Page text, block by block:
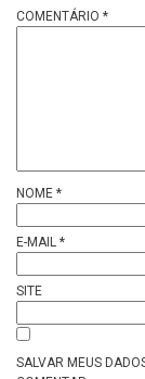
COMENTÁRIO *
NOME *
E-MAIL *
SITE
SALVAR MEUS